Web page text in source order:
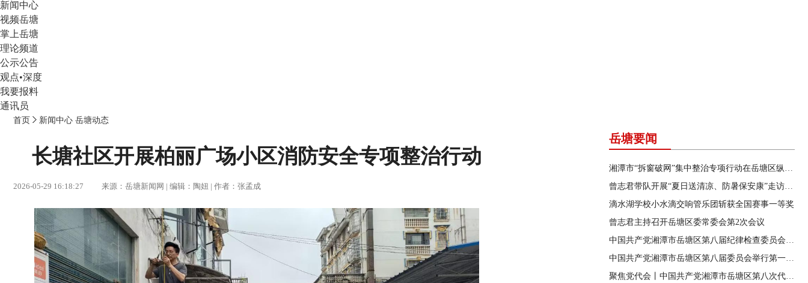
新闻中心
视频岳塘
掌上岳塘
理论频道
公示公告
观点•深度
我要报料
通讯员
首页 新闻中心 岳塘动态
长塘社区开展柏丽广场小区消防安全专项整治行动
2026-05-29 16:18:27 来源：岳塘新闻网 | 编辑：陶妞 | 作者：张孟成
岳塘要闻
湘潭市“拆窗破网”集中整治专项行动在岳塘区纵深推进
曾志君带队开展“夏日送清凉、防暑保安康”走访慰问
滴水湖学校小水滴交响管乐团斩获全国赛事一等奖
曾志君主持召开岳塘区委常委会第2次会议
中国共产党湘潭市岳塘区第八届纪律检查委员会召开第一次全体会议
中国共产党湘潭市岳塘区第八届委员会举行第一次全体（扩大）会议
聚焦党代会丨中国共产党湘潭市岳塘区第八次代表大会胜利闭幕